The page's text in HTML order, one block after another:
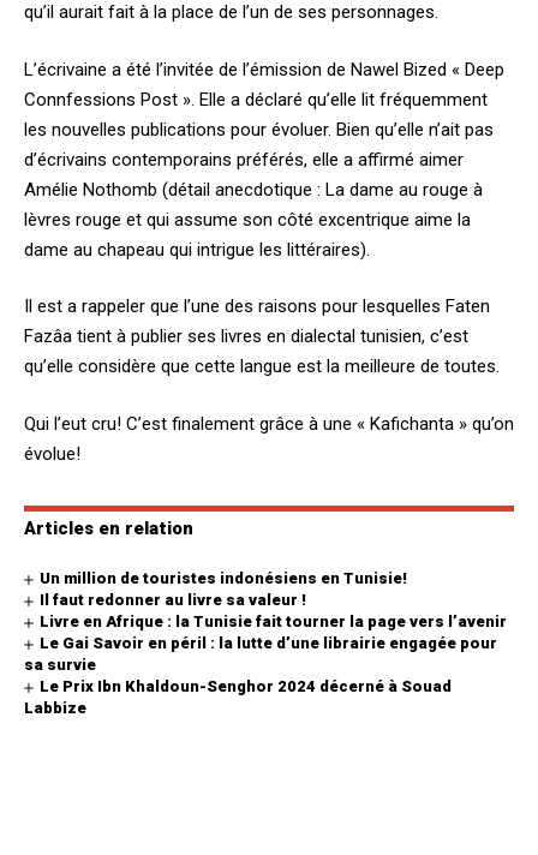
qu’il aurait fait à la place de l’un de ses personnages.
L’écrivaine a été l’invitée de l’émission de Nawel Bized « Deep
Connfessions Post ». Elle a déclaré qu’elle lit fréquemment
les nouvelles publications pour évoluer. Bien qu’elle n’ait pas
d’écrivains contemporains préférés, elle a affirmé aimer
Amélie Nothomb (détail anecdotique : La dame au rouge à
lèvres rouge et qui assume son côté excentrique aime la
dame au chapeau qui intrigue les littéraires).
Il est a rappeler que l’une des raisons pour lesquelles Faten
Fazâa tient à publier ses livres en dialectal tunisien, c’est
qu’elle considère que cette langue est la meilleure de toutes.
Qui l’eut cru! C’est finalement grâce à une « Kafichanta » qu’on
évolue!
Articles en relation
Un million de touristes indonésiens en Tunisie!
Il faut redonner au livre sa valeur !
Livre en Afrique : la Tunisie fait tourner la page vers l’avenir
Le Gai Savoir en péril : la lutte d’une librairie engagée pour
sa survie
Le Prix Ibn Khaldoun-Senghor 2024 décerné à Souad
Labbize